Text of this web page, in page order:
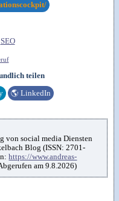
SEO
teilen
🌎 LinkedIn
von social media Diensten
Blog (ISSN: 2701-
https://www.andreas-
am 9.8.2026)